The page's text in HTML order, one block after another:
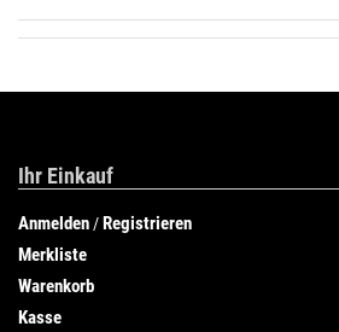
Ihr Einkauf
Anmelden /Registrieren
Merkliste
Warenkorb
Kasse